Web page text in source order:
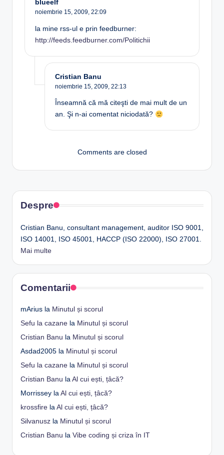
blueelf
noiembrie 15, 2009, 22:09
la mine rss-ul e prin feedburner:
http://feeds.feedburner.com/Politichii
Cristian Banu
noiembrie 15, 2009, 22:13
Înseamnă că mă citeşti de mai mult de un
an. Şi n-ai comentat niciodată?
Comments are closed
Despre
Cristian Banu, consultant management, auditor ISO 9001,
ISO 14001, ISO 45001, HACCP (ISO 22000), ISO 27001.
Mai multe
Comentarii
mArius la Minutul și scorul
Sefu la cazane la Minutul și scorul
Cristian Banu la Minutul și scorul
Asdad2005 la Minutul și scorul
Sefu la cazane la Minutul și scorul
Cristian Banu la Al cui ești, țâcă?
Morrissey la Al cui ești, țâcă?
krossfire la Al cui ești, țâcă?
Silvanusz la Minutul și scorul
Cristian Banu la Vibe coding și criza în IT